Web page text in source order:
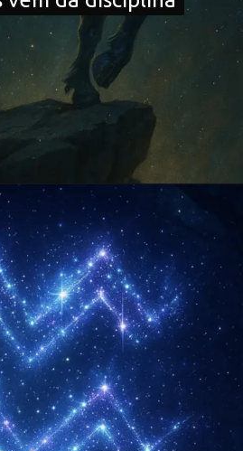
?s=hor%C3%B3scopo